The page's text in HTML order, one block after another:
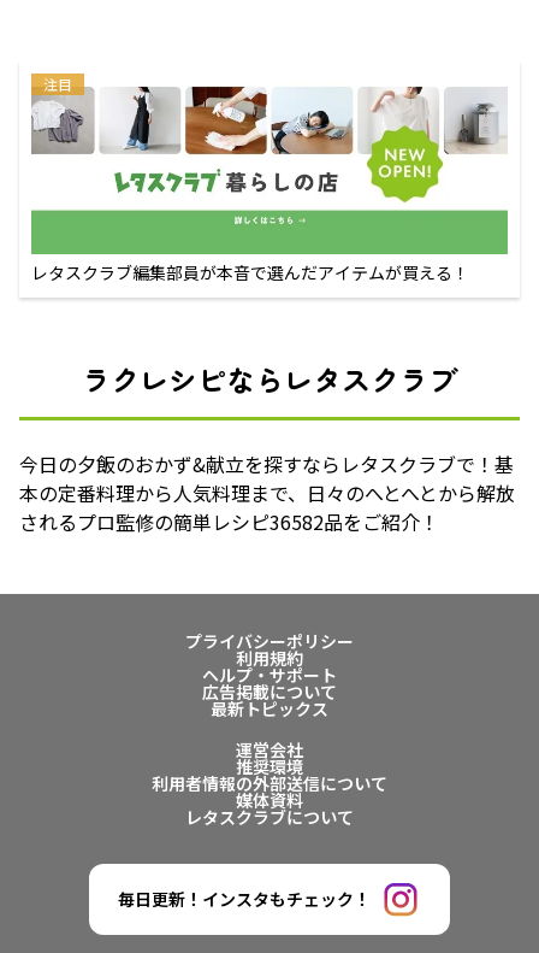
注目
レタスクラブ編集部員が本音で選んだアイテムが買える！
ラクレシピならレタスクラブ
今日の夕飯のおかず&献立を探すならレタスクラブで！基
本の定番料理から人気料理まで、日々のへとへとから解放
されるプロ監修の簡単レシピ36582品をご紹介！
プライバシーポリシー
利用規約
ヘルプ・サポート
広告掲載について
最新トピックス
運営会社
推奨環境
利用者情報の外部送信について
媒体資料
レタスクラブについて
毎日更新！インスタもチェック！